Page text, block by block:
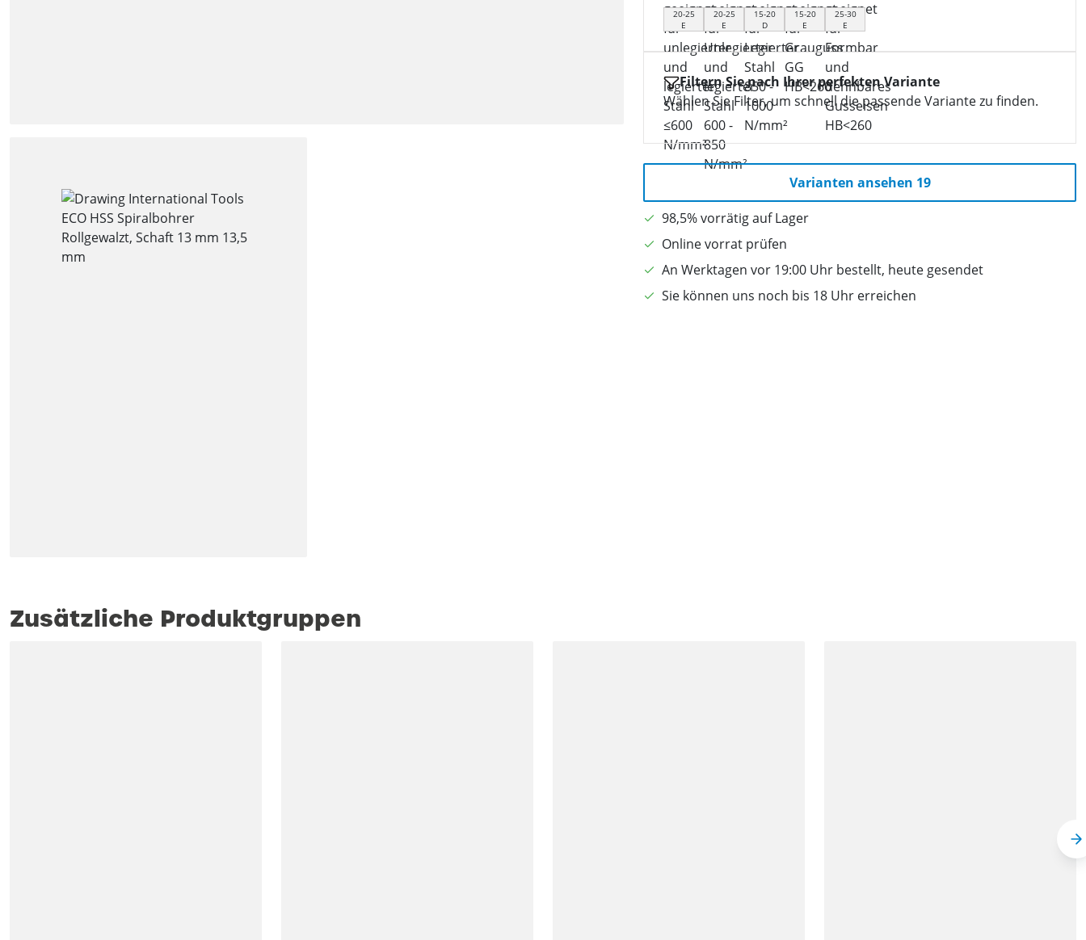
20-25
E
20-25
E
15-20
D
15-20
E
25-30
E
Filtern Sie nach Ihrer perfekten Variante
Wählen Sie Filter, um schnell die passende Variante zu finden.
Varianten ansehen 19
98,5% vorrätig auf Lager
Online vorrat prüfen
An Werktagen vor 19:00 Uhr bestellt, heute gesendet
Sie können uns noch bis 18 Uhr erreichen
Zusätzliche Produktgruppen